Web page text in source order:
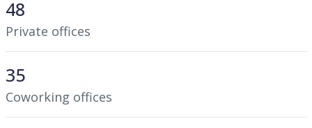
48
Private offices
35
Coworking offices